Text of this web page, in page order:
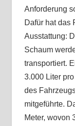
Anforderung
Dafür hat das
Ausstattung:
Schaum
transportiert.
3.000 Liter
des
mitgeführte.
Meter, wovon